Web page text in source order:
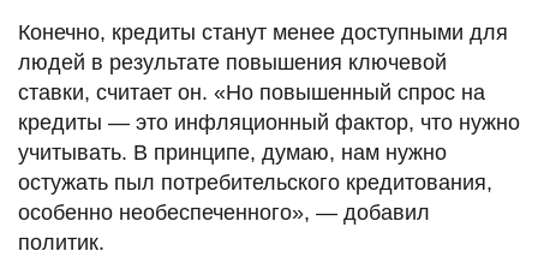
Конечно, кредиты станут менее доступными для
людей в результате повышения ключевой
ставки, считает он. «Но повышенный спрос на
кредиты — это инфляционный фактор, что нужно
учитывать. В принципе, думаю, нам нужно
остужать пыл потребительского кредитования,
особенно необеспеченного», — добавил
политик.